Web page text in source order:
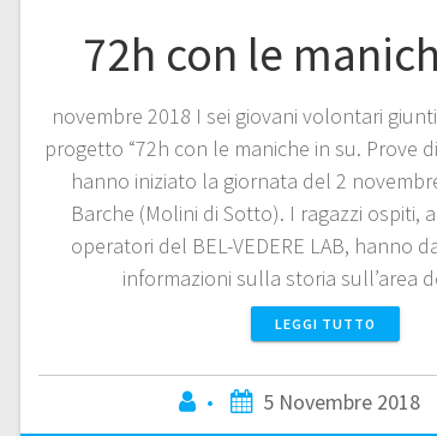
72h con le
novembre 2018 I sei giovani volontari
progetto “72h con le maniche in su. Prove
hanno iniziato la giornata del 2
Barche (Molini di Sotto). I ragazzi ospiti,
operatori del BEL-VEDERE LAB, hanno
informazioni sulla storia sull’area
LEGGI TUTTO
• 5 Novembre 2018